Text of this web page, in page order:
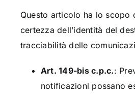
Questo articolo ha lo scopo
certezza dell’identità del
tracciabilità delle
Art. 149-bis c.p.c.:
notificazioni possano